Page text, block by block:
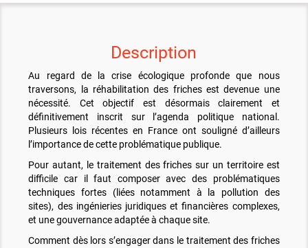
Description
Au regard de la crise écologique profonde que nous
traversons, la réhabilitation des friches est devenue une
nécessité. Cet objectif est désormais clairement et
définitivement inscrit sur l’agenda politique national.
Plusieurs lois récentes en France ont souligné d’ailleurs
l’importance de cette problématique publique.
Pour autant, le traitement des friches sur un territoire est
difficile car il faut composer avec des problématiques
techniques fortes (liées notamment à la pollution des
sites), des ingénieries juridiques et financières complexes,
et une gouvernance adaptée à chaque site.
Comment dès lors s’engager dans le traitement des friches